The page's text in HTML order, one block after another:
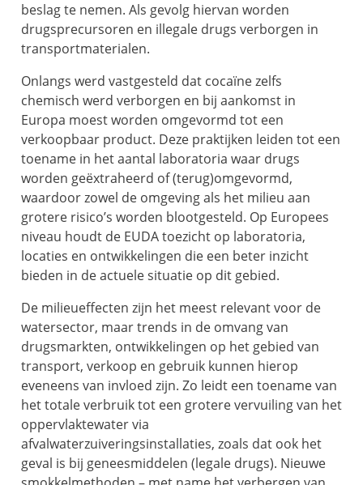
beslag te nemen. Als gevolg hiervan worden
drugsprecursoren en illegale drugs verborgen in
transportmaterialen.
Onlangs werd vastgesteld dat cocaïne zelfs
chemisch werd verborgen en bij aankomst in
Europa moest worden omgevormd tot een
verkoopbaar product. Deze praktijken leiden tot een
toename in het aantal laboratoria waar drugs
worden geëxtraheerd of (terug)omgevormd,
waardoor zowel de omgeving als het milieu aan
grotere risico’s worden blootgesteld. Op Europees
niveau houdt de EUDA toezicht op laboratoria,
locaties en ontwikkelingen die een beter inzicht
bieden in de actuele situatie op dit gebied.
De milieueffecten zijn het meest relevant voor de
watersector, maar trends in de omvang van
drugsmarkten, ontwikkelingen op het gebied van
transport, verkoop en gebruik kunnen hierop
eveneens van invloed zijn. Zo leidt een toename van
het totale verbruik tot een grotere vervuiling van het
oppervlaktewater via
afvalwaterzuiveringsinstallaties, zoals dat ook het
geval is bij geneesmiddelen (legale drugs). Nieuwe